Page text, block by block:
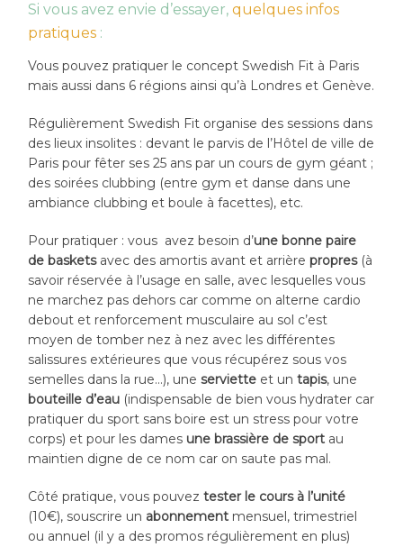
Si vous avez envie d’essayer,quelques infos
pratiques :
Vous pouvez pratiquer le concept Swedish Fit à Paris
mais aussi dans 6 régions ainsi qu’à Londres et Genève.
Régulièrement Swedish Fit organise des sessions dans
des lieux insolites : devant le parvis de l’Hôtel de ville de
Paris pour fêter ses 25 ans par un cours de gym géant ;
des soirées clubbing (entre gym et danse dans une
ambiance clubbing et boule à facettes), etc.
Pour pratiquer : vous avez besoin d’une bonne paire
de basketsavec des amortis avant et arrièrepropres(à
savoir réservée à l’usage en salle, avec lesquelles vous
ne marchez pas dehors car comme on alterne cardio
debout et renforcement musculaire au sol c’est
moyen de tomber nez à nez avec les différentes
salissures extérieures que vous récupérez sous vos
semelles dans la rue…), uneserviette et untapis, une
bouteille d’eau (indispensable de bien vous hydrater car
pratiquer du sport sans boire est un stress pour votre
corps) et pour les dames une brassière de sport au
maintien digne de ce nom car on saute pas mal.
Côté pratique, vous pouveztester le cours à l’unité
(10€), souscrire un abonnement mensuel, trimestriel
ou annuel (il y a des promos régulièrement en plus)